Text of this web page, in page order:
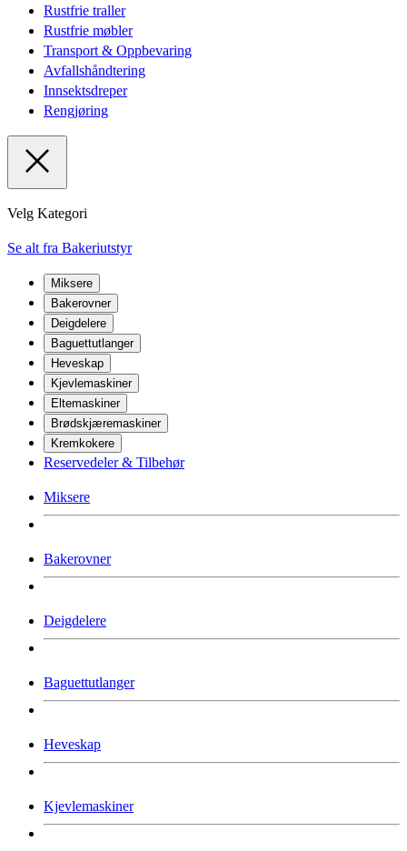
Rustfrie traller
Rustfrie møbler
Transport & Oppbevaring
Avfallshåndtering
Innsektsdreper
Rengjøring
Velg Kategori
Se alt fra Bakeriutstyr
Miksere
Bakerovner
Deigdelere
Baguettutlanger
Heveskap
Kjevlemaskiner
Eltemaskiner
Brødskjæremaskiner
Kremkokere
Reservedeler & Tilbehør
Miksere
Bakerovner
Deigdelere
Baguettutlanger
Heveskap
Kjevlemaskiner